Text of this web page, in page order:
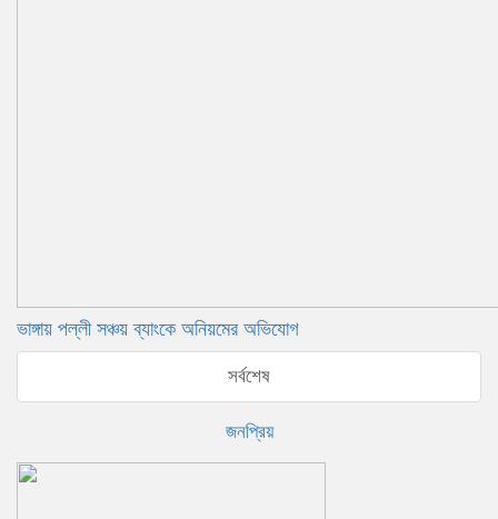
ভাঙ্গায় পল্লী সঞ্চয় ব্যাংকে অনিয়মের অভিযোগ
সর্বশেষ
জনপ্রিয়